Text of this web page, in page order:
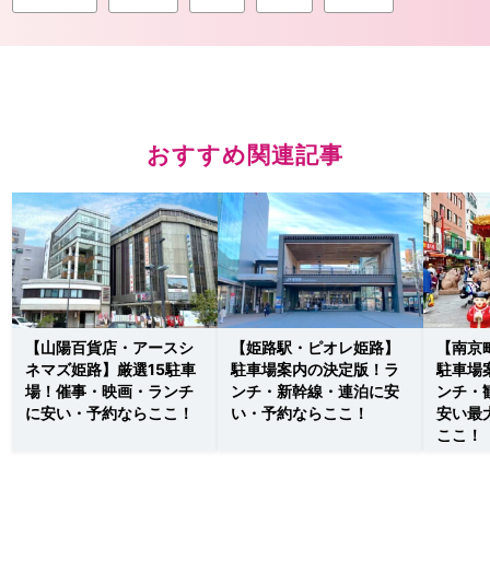
おすすめ関連記事
【山陽百貨店・アースシ
ネマズ姫路】厳選15駐車
場！催事・映画・ランチ
に安い・予約ならここ！
【姫路駅・ピオレ姫路】
駐車場案内の決定版！ラ
ンチ・新幹線・連泊に安
い・予約ならここ！
【南
駐車場
ンチ・
安い最
ここ！